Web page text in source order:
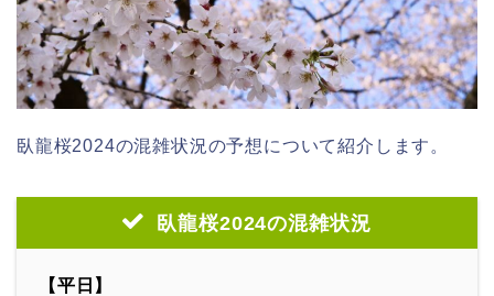
臥龍桜2024の混雑状況の予想について紹介します。
臥龍桜2024の混雑状況
【平日】